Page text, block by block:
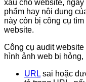
xấu cho website,
phẩm hay nội dung
này còn bị công cụ
website.
Công cụ audit
hình ảnh web bị
URL sai hoặc